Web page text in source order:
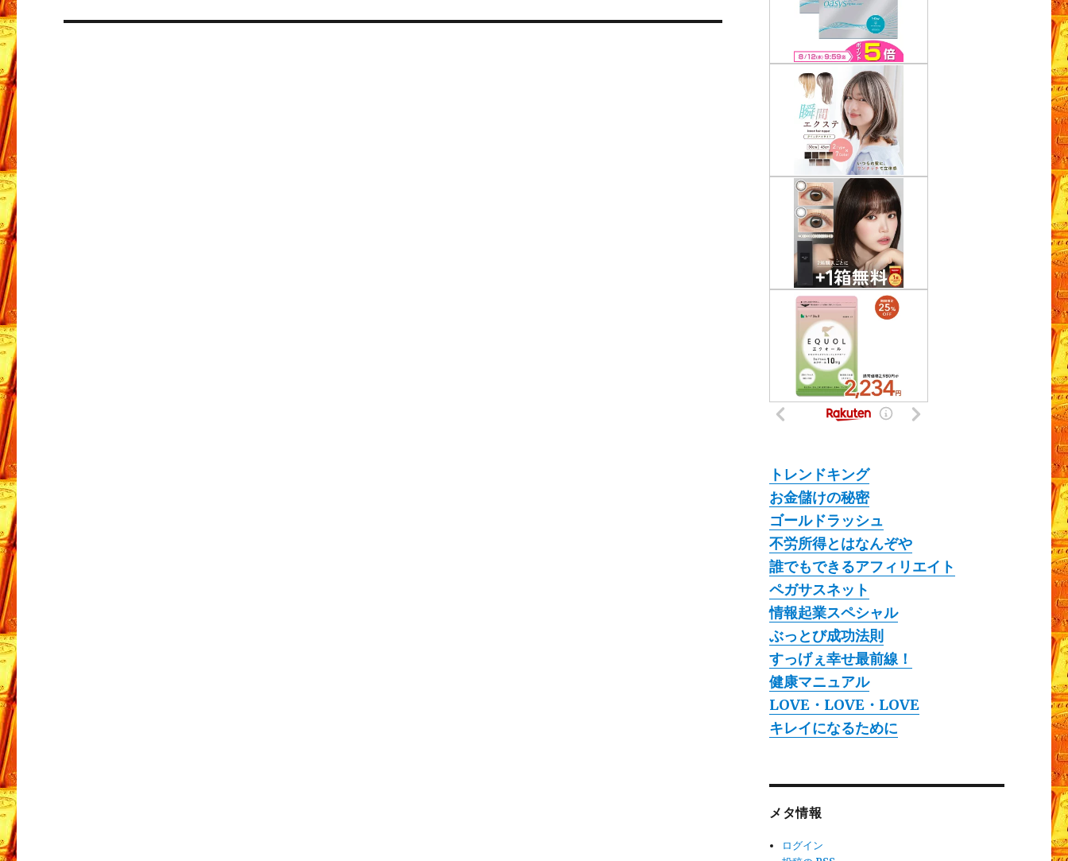
ン
トレンドキング
お金儲けの秘密
ゴールドラッシュ
不労所得とはなんぞや
誰でもできるアフィリエイト
ペガサスネット
情報起業スペシャル
ぶっとび成功法則
すっげぇ幸せ最前線！
健康マニュアル
LOVE・LOVE・LOVE
キレイになるために
メタ情報
ログイン